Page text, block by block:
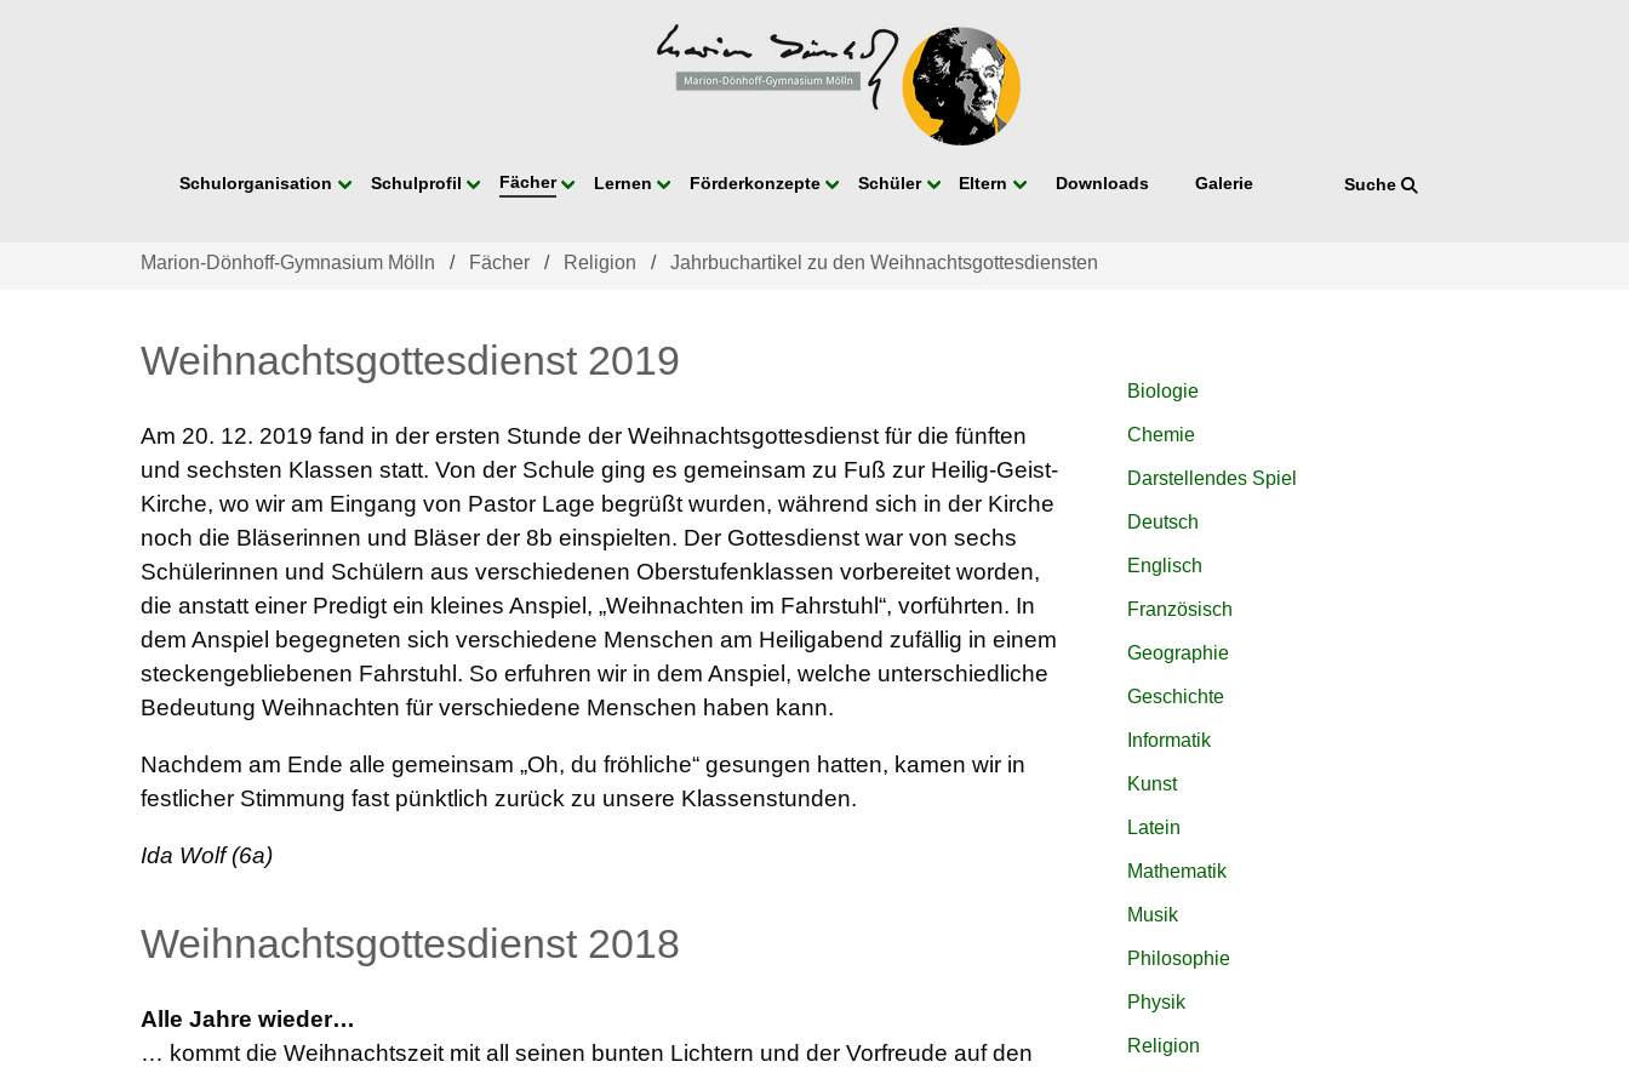
Schulorganisation Schulprofil Fächer Lernen Förderkonzepte Schüler Eltern Downloads Galerie Suche
Marion-Dönhoff-Gymnasium Mölln Fächer Religion Jahrbuchartikel zu den Weihnachtsgottesdiensten
Weihnachtsgottesdienst 2019
Am 20. 12. 2019 fand in der ersten Stunde der Weihnachtsgottesdienst für die fünften
und sechsten Klassen statt. Von der Schule ging es gemeinsam zu Fuß zur Heilig-Geist-
Kirche, wo wir am Eingang von Pastor Lage begrüßt wurden, während sich in der Kirche
noch die Bläserinnen und Bläser der 8b einspielten. Der Gottesdienst war von sechs
Schülerinnen und Schülern aus verschiedenen Oberstufenklassen vorbereitet worden,
die anstatt einer Predigt ein kleines Anspiel, „Weihnachten im Fahrstuhl“, vorführten. In
dem Anspiel begegneten sich verschiedene Menschen am Heiligabend zufällig in einem
steckengebliebenen Fahrstuhl. So erfuhren wir in dem Anspiel, welche unterschiedliche
Bedeutung Weihnachten für verschiedene Menschen haben kann.
Nachdem am Ende alle gemeinsam „Oh, du fröhliche“ gesungen hatten, kamen wir in
festlicher Stimmung fast pünktlich zurück zu unsere Klassenstunden.
Ida Wolf (6a)
Weihnachtsgottesdienst 2018
Alle Jahre wieder…
… kommt die Weihnachtszeit mit all seinen bunten Lichtern und der Vorfreude auf den
Navigation
Biologie
Chemie
Darstellendes Spiel
Deutsch
Englisch
Französisch
Geographie
Geschichte
Informatik
Kunst
Latein
Mathematik
Musik
Philosophie
Physik
Religion